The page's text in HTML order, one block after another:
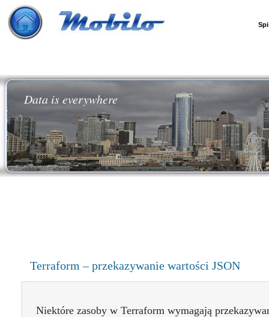
Data is everywhere
Terraform – przekazywanie wartości JSON
Niektóre zasoby w Terraform wymagają